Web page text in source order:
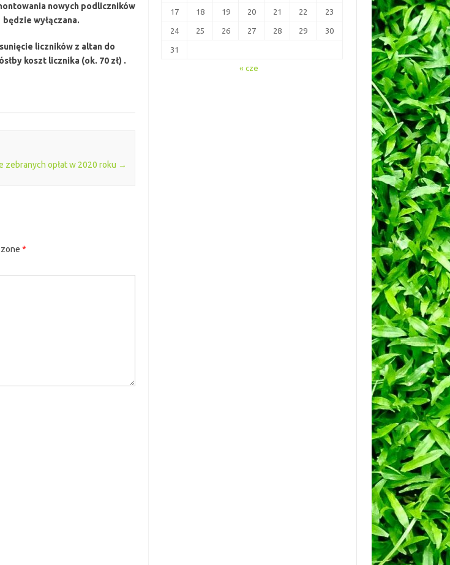
nowych podliczników
wyłączana.
liczników z altan do
koszt licznika (ok. 70 zł) .
zebranych opłat w 2020 roku →
*
17 18 19 20 21 22 23
24 25 26 27 28 29 30
31
« cze